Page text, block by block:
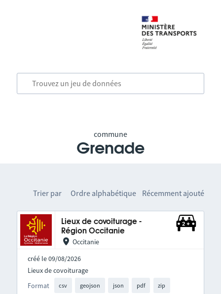
commune
Grenade
Trier par Ordre alphabétique Récemment ajouté
Lieux de covoiturage -
Région Occitanie
Occitanie
créé le 09/08/2026
Format csv geojson json pdf zip
Lieux de covoiturage